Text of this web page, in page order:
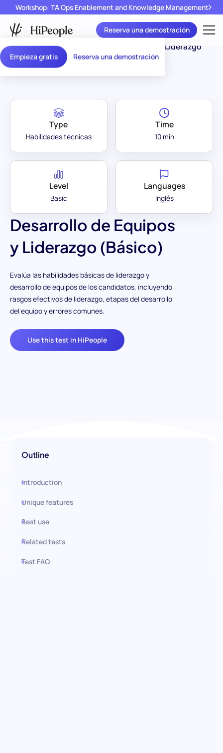
Empieza gratis Reserva una demostración
Workshop: TA Ops Enablement and Knowledge Management
Reserva una demostración
Assessment
Library
/
Desarrollo de Equipos y Liderazgo
(Básico)
Desarrollo de Equipos
y Liderazgo (Básico)
Evalúa las habilidades básicas de liderazgo y
desarrollo de equipos de los candidatos, incluyendo
rasgos efectivos de liderazgo, etapas del desarrollo
del equipo y errores comunes.
Use this test in HiPeople
Type
Habilidades técnicas
Time
10 min
Level
Basic
Languages
Inglés
Outline
Introduction
Unique features
Best use
Related tests
Test FAQ